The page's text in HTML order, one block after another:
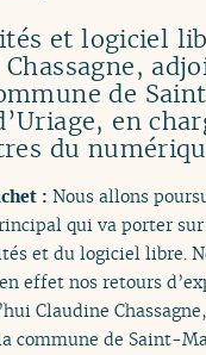
et logiciel
de
en
du
:Nous allons
qui va porter
et du logiciel libre.
effet nos retours
Claudine
commune de Saint-